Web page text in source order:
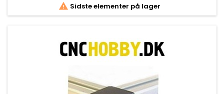
 Sidste elementer på lager